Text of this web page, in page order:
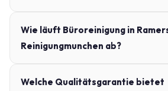
Wie läuft Büroreinigung in
Reinigungmunchen ab?
Welche Qualitätsgarantie bietet